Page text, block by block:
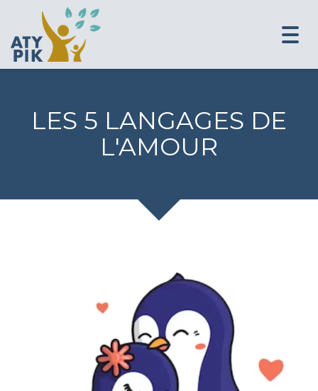
LES 5 LANGAGES DE
L'AMOUR